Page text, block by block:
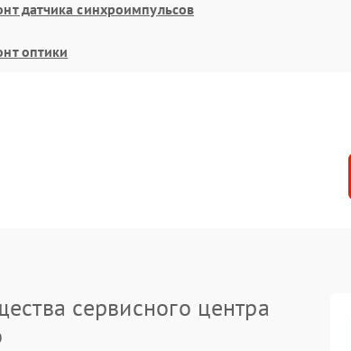
датчика синхроимпульсов
оптики
сервисного центра